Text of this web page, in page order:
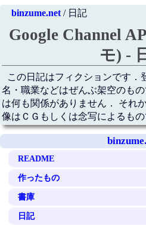
binzume.net/ 日記
Google Channel
モ) -
この日記はフィクションです．
名・職業などはぜんぶ架空のも
は何も関係がありません． それ
像はＣＧもしくは念写によるもの
README
作ったもの
書庫
日記